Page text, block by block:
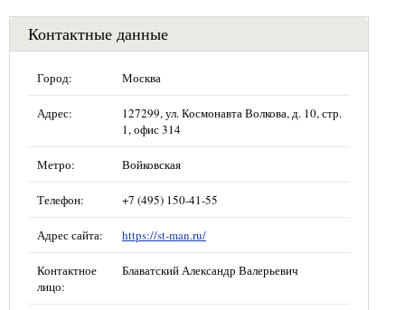
Контактные данные
Город: Москва
Адрес:
127299, ул. Космонавта Волкова, д. 10, стр.
1, офис 314
Метро: Войковская
Телефон: +7 (495) 150-41-55
Адрес сайта: https://st-man.ru/
Контактное
лицо:
Блаватский Александр Валерьевич